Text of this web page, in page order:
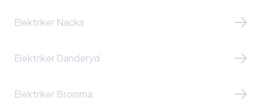
Elektriker Nacka
Elektriker Danderyd
Elektriker Bromma